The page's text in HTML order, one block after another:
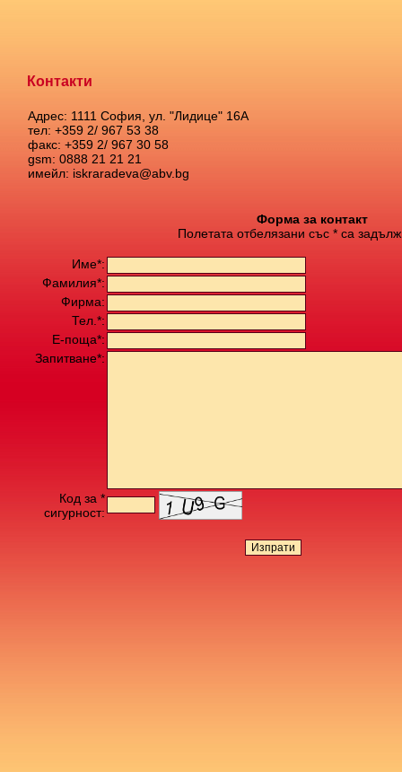
Контакти
Адрес: 1111 София, ул. "Лидице" 16А
тел: +359 2/ 967 53 38
факс: +359 2/ 967 30 58
gsm: 0888 21 21 21
имейл: iskraradeva@abv.bg
Форма за контакт
Полетата отбелязани със * са
Име*:
Фамилия*:
Фирма:
Тел.*:
Е-поща*:
Запитване*:
Код за *
сигурност: